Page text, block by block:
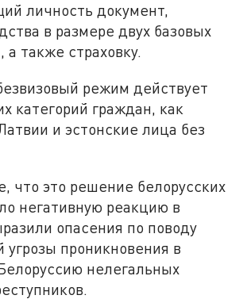
личность документ,
в размере двух базовых
также страховку.
режим действует
категорий граждан, как
и эстонские лица без
что это решение белорусских
негативную реакцию в
опасения по поводу
угрозы проникновения в
нелегальных